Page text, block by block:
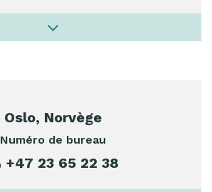
Oslo, Norvège
Numéro de bureau
+47 23 65 22 38